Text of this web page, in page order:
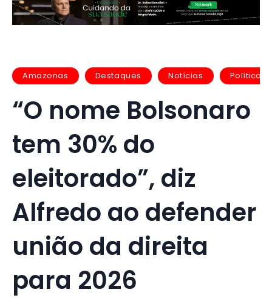
Amazonas Destaques Notícias Política
“O nome Bolsonaro
tem 30% do
eleitorado”, diz
Alfredo ao defender
união da direita
para 2026